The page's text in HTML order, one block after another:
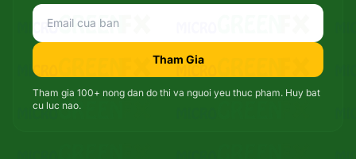
Tham Gia
Tham gia 100+ nong dan do thi va nguoi yeu thuc pham. Huy bat
cu luc nao.